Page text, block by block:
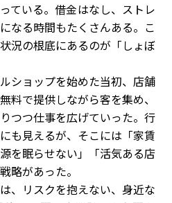
ている。借金はなし、ストレ
なる時間もたくさんある。こ
況の根底にあるのが「しょぼ
ショップを始めた当初、店舗
料で提供しながら客を集め、
つつ仕事を広げていった。行
も見えるが、そこには「家賃
を眠らせない」「活気ある店
略があった。
、リスクを抱えない、身近な